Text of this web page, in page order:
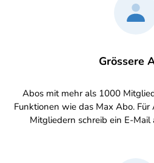
Grössere
Abos mit mehr als 1000
Funktionen wie das Max Abo.
Mitgliedern schreib ein E-Mail